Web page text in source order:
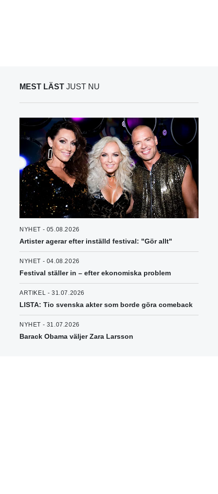
MEST LÄST JUST NU
NYHET - 05.08.2026
Artister agerar efter inställd festival: "Gör allt"
NYHET - 04.08.2026
Festival ställer in – efter ekonomiska problem
ARTIKEL - 31.07.2026
LISTA: Tio svenska akter som borde göra comeback
NYHET - 31.07.2026
Barack Obama väljer Zara Larsson